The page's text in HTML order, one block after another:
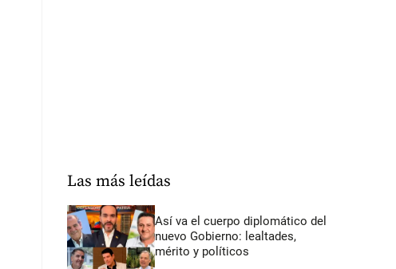
Las más leídas
Así va el cuerpo diplomático del
nuevo Gobierno: lealtades,
mérito y políticos